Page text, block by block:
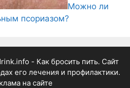
Можно ли
псориазом?
- Как бросить пить. Сайт
его лечения и профилактики.
на сайте